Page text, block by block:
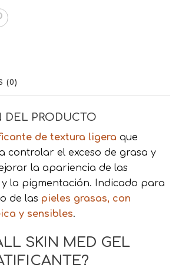
(0)
DEL PRODUCTO
de textura ligera que
controlar el exceso de grasa y
la apariencia de las
la pigmentación. Indicado para
de las pieles grasas, con
y sensibles.
SKIN MED GEL